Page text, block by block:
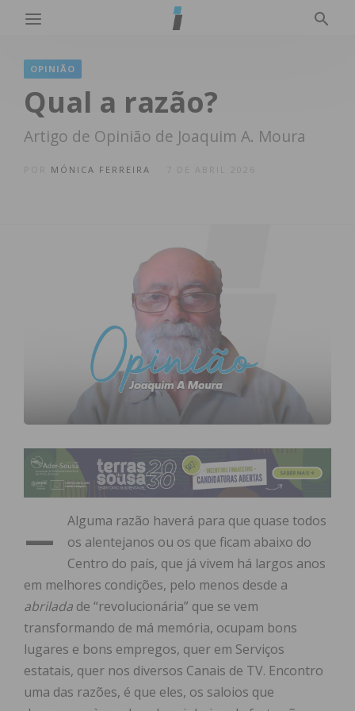
OPINIÃO
Qual a razão?
Artigo de Opinião de Joaquim A. Moura
MÓNICA FERREIRA 7 DE ABRIL 2026
–
Alguma razão haverá para que quase todos
os alentejanos ou os que ficam abaixo do
Centro do país, que já vivem há largos anos
em melhores condições, pelo menos desde a
abrilada de “revolucionária” que se vem
transformando de má memória, ocupam bons
lugares e bons empregos, quer em Serviços
estatais, quer nos diversos Canais de TV. Encontro
uma das razões, é que eles, os saloios que